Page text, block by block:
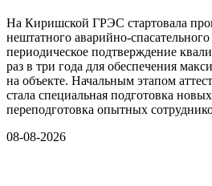
На Киришской ГРЭС стартовала
нештатного аварийно-
периодическое подтверждение
раз в три года для обеспечения
на объекте. Начальным этапом
стала специальная подготовка
переподготовка опытных
08-08-2026